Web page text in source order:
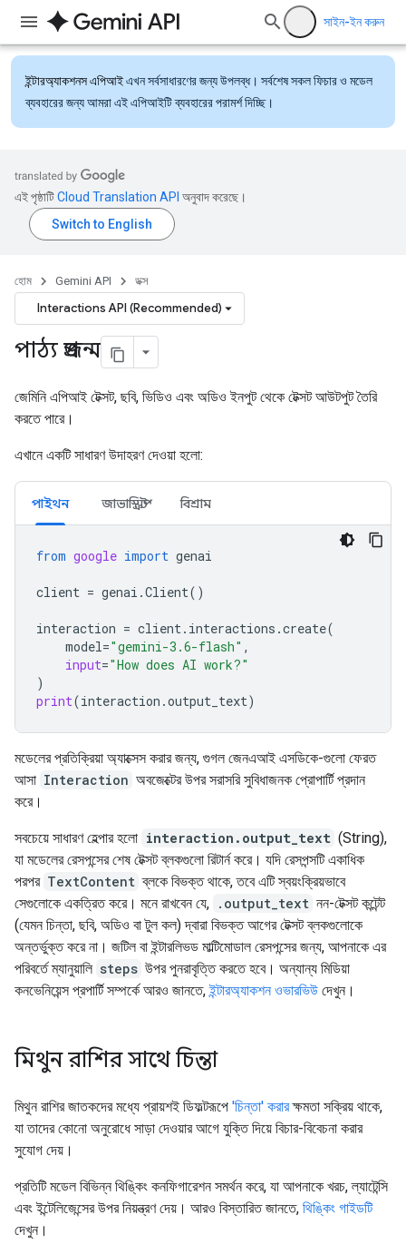
সাইন-ইন করুন
ইন্টারঅ্যাকশনস এপিআইএখন সর্বসাধারণের জন্য উপলব্ধ। সর্বশেষ সকল ফিচার ও মডেল
ব্যবহারের জন্য আমরা এই এপিআইটি ব্যবহারের পরামর্শ দিচ্ছি।
এই পৃষ্ঠাটিCloud Translation API অনুবাদ করেছে।
হোম Gemini API ডক্স
Interactions API (Recommended)
পাঠ্য প্রজন্ম
জেমিনি এপিআই টেক্সট, ছবি, ভিডিও এবং অডিও ইনপুট থেকে টেক্সট আউটপুট তৈরি
করতে পারে।
এখানে একটি সাধারণ উদাহরণ দেওয়া হলো:
পাইথন জাভাস্ক্রিপ্ট বিশ্রাম
from google import genai
client = genai .Client()
interaction = client. interactions .create(
model="gemini-3.6-flash" ,
input="How does AI work?"
)
print(interaction .output_text)
মডেলের প্রতিক্রিয়া অ্যাক্সেস করার জন্য, গুগল জেনএআই এসডিকে-গুলো ফেরত
আসা Interaction অবজেক্টের উপর সরাসরি সুবিধাজনক প্রোপার্টি প্রদান
করে।
সবচেয়ে সাধারণ হেল্পার হলো interaction.output_text (String),
যা মডেলের রেসপন্সের শেষ টেক্সট ব্লকগুলো রিটার্ন করে। যদি রেসপন্সটি একাধিক
পরপর TextContent ব্লকে বিভক্ত থাকে, তবে এটি স্বয়ংক্রিয়ভাবে
সেগুলোকে একত্রিত করে। মনে রাখবেন যে, .output_text নন-টেক্সট কন্টেন্ট
(যেমন চিন্তা, ছবি, অডিও বা টুল কল) দ্বারা বিভক্ত আগের টেক্সট ব্লকগুলোকে
অন্তর্ভুক্ত করে না। জটিল বা ইন্টারলিভড মাল্টিমোডাল রেসপন্সের জন্য, আপনাকে এর
পরিবর্তে ম্যানুয়ালি steps উপর পুনরাবৃত্তি করতে হবে। অন্যান্য মিডিয়া
কনভেনিয়েন্স প্রপার্টি সম্পর্কে আরও জানতে,ইন্টারঅ্যাকশন ওভারভিউ দেখুন।
মিথুন রাশির সাথে চিন্তা
মিথুন রাশির জাতকদের মধ্যে প্রায়শই ডিফল্টরূপে 'চিন্তা' করারক্ষমতা সক্রিয় থাকে,
যা তাদের কোনো অনুরোধে সাড়া দেওয়ার আগে যুক্তি দিয়ে বিচার-বিবেচনা করার
সুযোগ দেয়।
প্রতিটি মডেল বিভিন্ন থিঙ্কিং কনফিগারেশন সমর্থন করে, যা আপনাকে খরচ, ল্যাটেন্সি
এবং ইন্টেলিজেন্সের উপর নিয়ন্ত্রণ দেয়। আরও বিস্তারিত জানতে, থিঙ্কিং গাইডটি
দেখুন।